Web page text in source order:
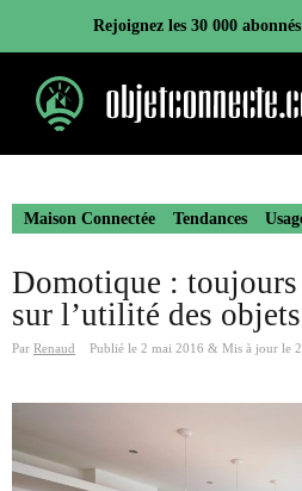
contenu
Rejoignez les 30 000
Maison Connectée Tendances
Domotique : toujours
sur l’utilité des objets
Par Renaud Publié le 2 mai 2016 & Mis à jour le